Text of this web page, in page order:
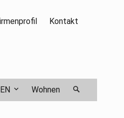
Kontakt
Wohnen